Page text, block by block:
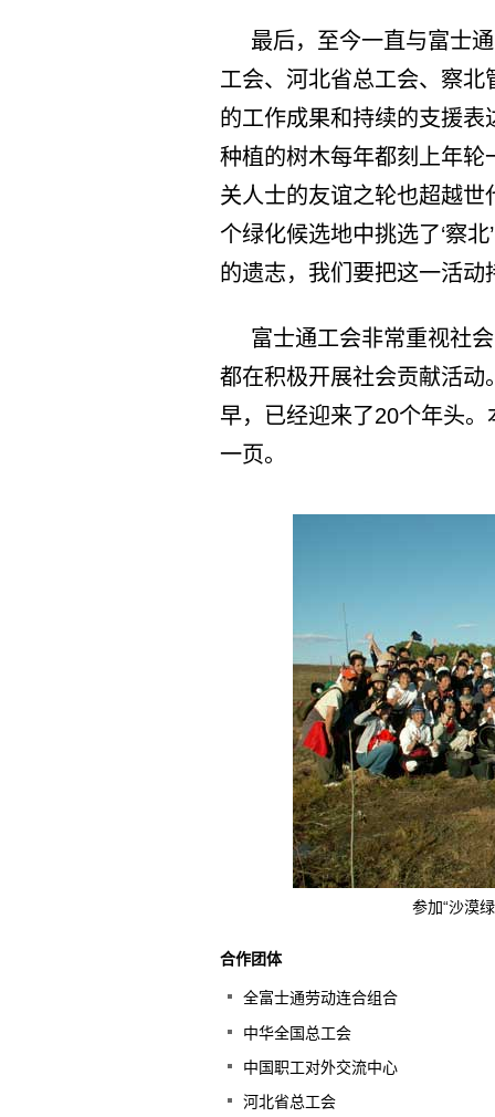
最后，至今一直与富士
工会、河北省总工会、察
的工作成果和持续的支援表
种植的树木每年都刻上年
关人士的友谊之轮也超越
个绿化候选地中挑选了‘察
的遗志，我们要把这一活动
富士通工会非常重视社
都在积极开展社会贡献活
早，已经迎来了20个年头。
一页。
参加“沙漠
合作团体
全富士通劳动连合组合
中华全国总工会
中国职工对外交流中心
河北省总工会